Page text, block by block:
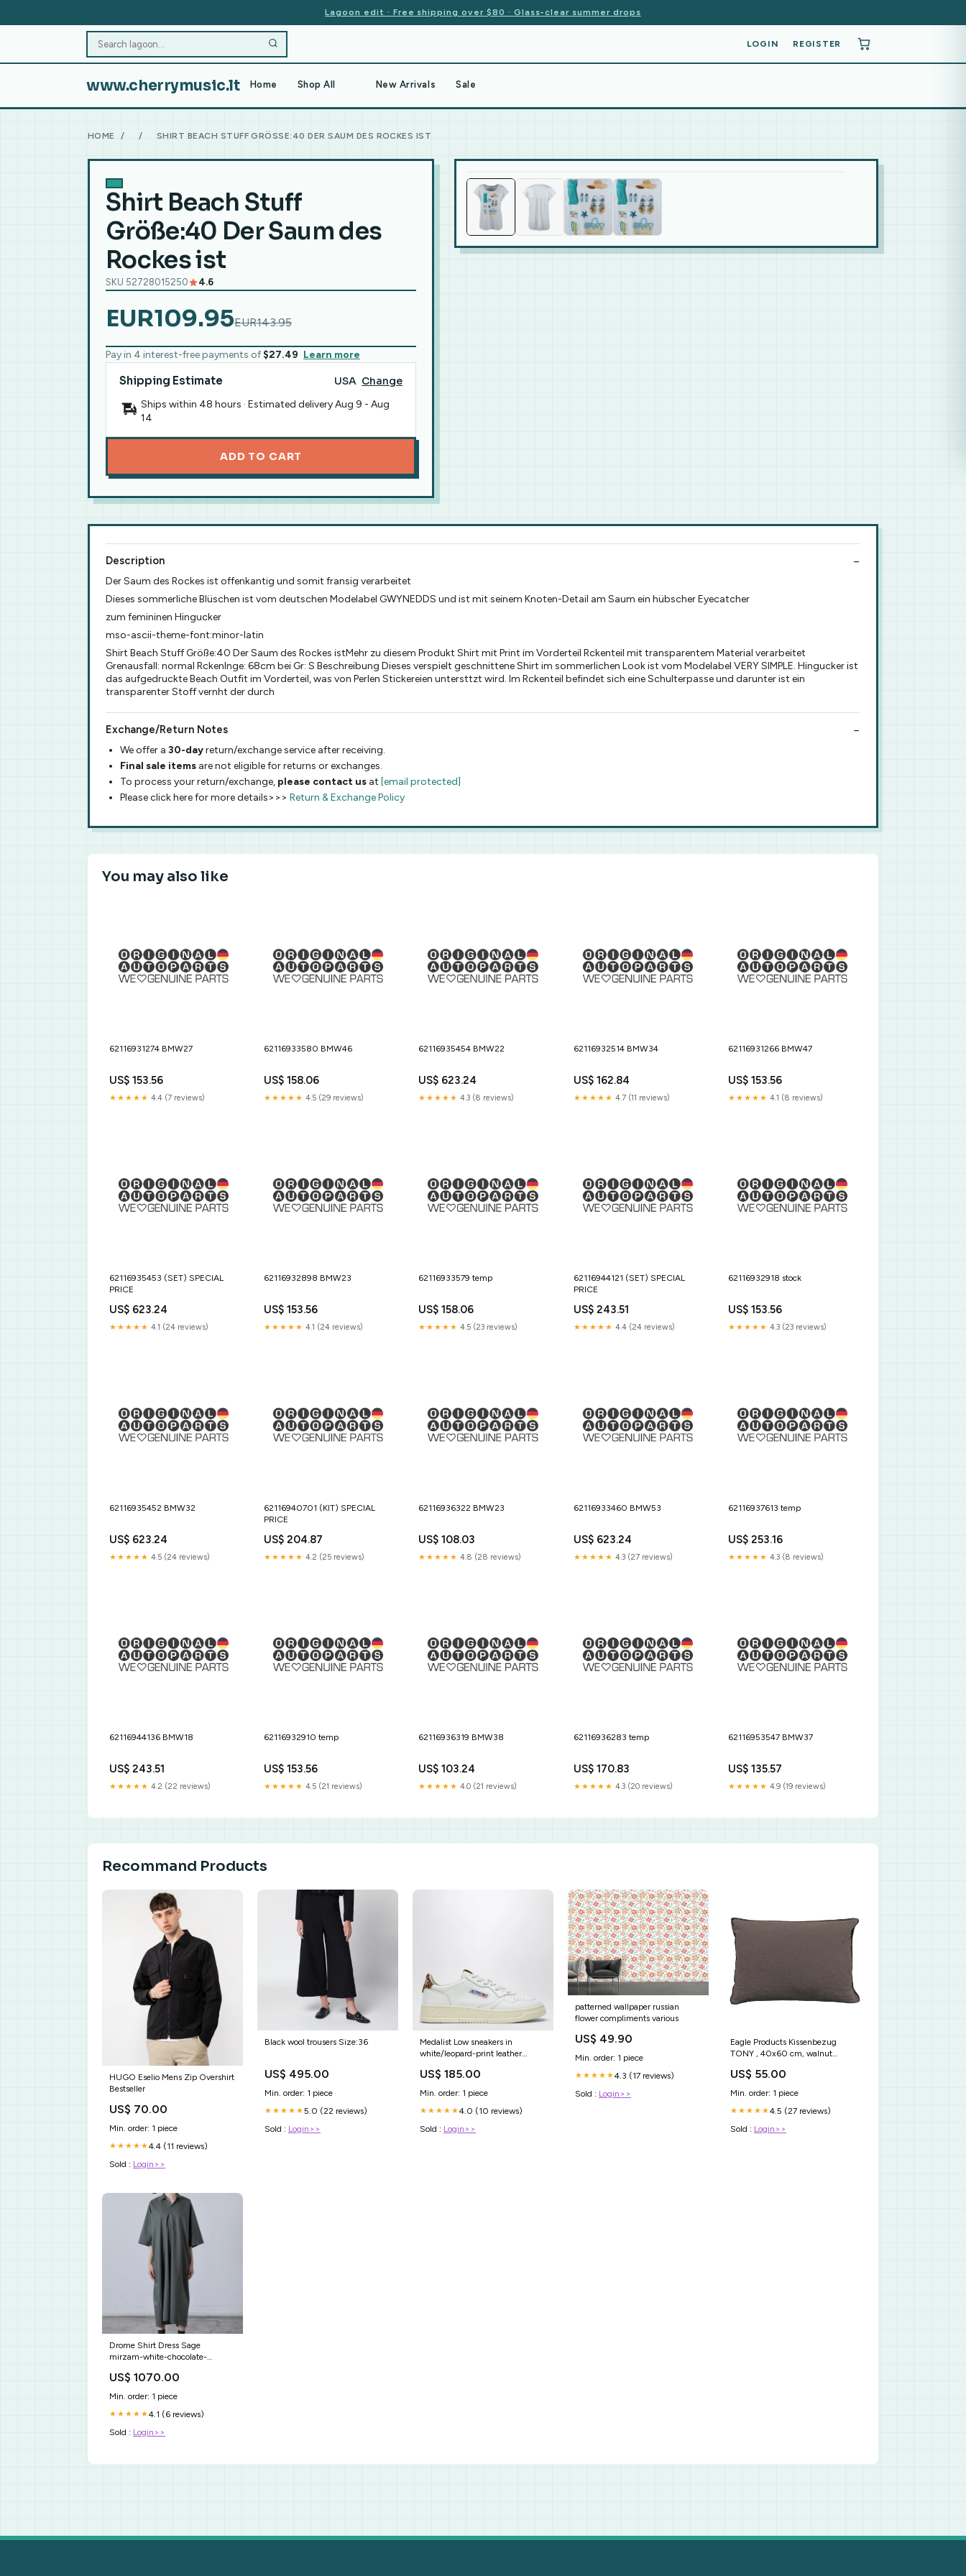
Lagoon edit · Free shipping over $80 · Glass-clear summer drops
LOGIN REGISTER
www.cherrymusic.lt Home Shop All New Arrivals Sale
HOME / / SHIRT BEACH STUFF GRÖSSE:40 DER SAUM DES ROCKES IST
Shirt Beach Stuff
Größe:40 Der Saum des
Rockes ist
SKU 52728015250 4.6
EUR109.95EUR143.95
Pay in 4 interest-free payments of $27.49 Learn more
Shipping Estimate USA Change
Ships within 48 hours · Estimated deliveryAug 9 - Aug
14
ADD TO CART
Description
Der Saum des Rockes ist offenkantig und somit fransig verarbeitet
Dieses sommerliche Blüschen ist vom deutschen Modelabel GWYNEDDS und ist mit seinem Knoten-Detail am Saum ein hübscher Eyecatcher
zum femininen Hingucker
mso-ascii-theme-font:minor-latin
Shirt Beach Stuff Größe:40 Der Saum des Rockes istMehr zu diesem Produkt Shirt mit Print im Vorderteil Rckenteil mit transparentem Material verarbeitet
Grenausfall: normal Rckenlnge: 68cm bei Gr: S Beschreibung Dieses verspielt geschnittene Shirt im sommerlichen Look ist vom Modelabel VERY SIMPLE. Hingucker ist
das aufgedruckte Beach Outfit im Vorderteil, was von Perlen Stickereien untersttzt wird. Im Rckenteil befindet sich eine Schulterpasse und darunter ist ein
transparenter Stoff vernht der durch
Exchange/Return Notes
We offer a 30-dayreturn/exchange service after receiving.
Final sale items are not eligible for returns or exchanges.
To process your return/exchange, please contact us at [email protected]
Please click here for more details>>> Return & Exchange Policy
You may also like
62116931274 BMW27
US$ 153.56
★★★★★ 4.4 (7 reviews)
62116933580 BMW46
US$ 158.06
★★★★★ 4.5 (29 reviews)
62116935454 BMW22
US$ 623.24
★★★★★ 4.3 (8 reviews)
62116932514 BMW34
US$ 162.84
★★★★★ 4.7 (11 reviews)
62116931266 BMW47
US$ 153.56
★★★★★ 4.1 (8 reviews)
62116935453 (SET) SPECIAL
PRICE
US$ 623.24
★★★★★ 4.1 (24 reviews)
62116932898 BMW23
US$ 153.56
★★★★★ 4.1 (24 reviews)
62116933579 temp
US$ 158.06
★★★★★ 4.5 (23 reviews)
62116944121 (SET) SPECIAL
PRICE
US$ 243.51
★★★★★ 4.4 (24 reviews)
62116932918 stock
US$ 153.56
★★★★★ 4.3 (23 reviews)
62116935452 BMW32
US$ 623.24
★★★★★ 4.5 (24 reviews)
62116940701 (KIT) SPECIAL
PRICE
US$ 204.87
★★★★★ 4.2 (25 reviews)
62116936322 BMW23
US$ 108.03
★★★★★ 4.8 (28 reviews)
62116933460 BMW53
US$ 623.24
★★★★★ 4.3 (27 reviews)
62116937613 temp
US$ 253.16
★★★★★ 4.3 (8 reviews)
62116944136 BMW18
US$ 243.51
★★★★★ 4.2 (22 reviews)
62116932910 temp
US$ 153.56
★★★★★ 4.5 (21 reviews)
62116936319 BMW38
US$ 103.24
★★★★★ 4.0 (21 reviews)
62116936283 temp
US$ 170.83
★★★★★ 4.3 (20 reviews)
62116953547 BMW37
US$ 135.57
★★★★★ 4.9 (19 reviews)
Recommand Products
HUGO Eselio Mens Zip Overshirt
Bestseller
US$ 70.00
Min. order: 1 piece
★★★★★4.4 (11 reviews)
Sold : Login>>
Black wool trousers Size:36
US$ 495.00
Min. order: 1 piece
★★★★★5.0 (22 reviews)
Sold : Login>>
Medalist Low sneakers in
white/leopard-print leather
US$ 185.00
Min. order: 1 piece
★★★★★4.0 (10 reviews)
Sold : Login>>
patterned wallpaper russian
flower compliments various
US$ 49.90
Min. order: 1 piece
★★★★★4.3 (17 reviews)
Sold : Login>>
Eagle Products Kissenbezug
TONY , 40x60 cm, walnut
US$ 55.00
Min. order: 1 piece
★★★★★4.5 (27 reviews)
Sold : Login>>
Drome Shirt Dress Sage
mirzam-white-chocolate-
US$ 1070.00
Min. order: 1 piece
★★★★★4.1 (6 reviews)
Sold : Login>>